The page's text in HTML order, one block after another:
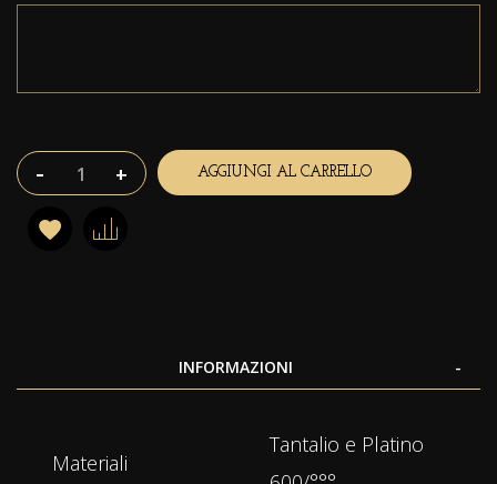
- + AGGIUNGI AL CARRELLO
INFORMAZIONI
Materiali
Tantalio e Platino